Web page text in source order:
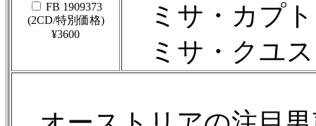
FB 1909373
(2CD/特別価格)
¥3600
ミサ・カプト
ミサ・クユ